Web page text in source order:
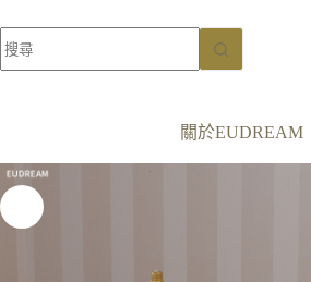
關於EUDREAM